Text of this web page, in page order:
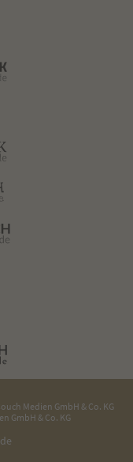
Medien GmbH & Co. KG
GmbH & Co. KG